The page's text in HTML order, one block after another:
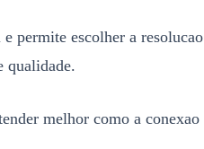
escolher a
qualidade.
melhor como a